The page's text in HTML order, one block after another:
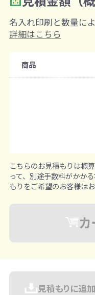
2 数量を入力
購入条件
既製品：70個から
名入れあり：100
名入れ印刷と数量に
詳細はこちら
商品
こちらのお見積もりは概
って、別途手数料がかか
もりをご希望のお客様は
見積もりに追加